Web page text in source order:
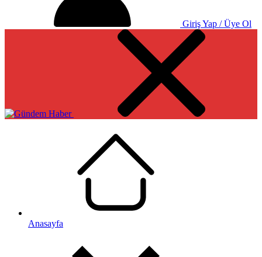
Giriş Yap / Üye Ol
Anasayfa